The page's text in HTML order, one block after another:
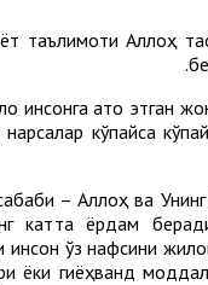
таълимоти Аллоҳ
инсонга ато этган
нарсалар кўпайса
– Аллоҳ ва
катта ёрдам
инсон ўз нафсини
ёки гиёҳванд